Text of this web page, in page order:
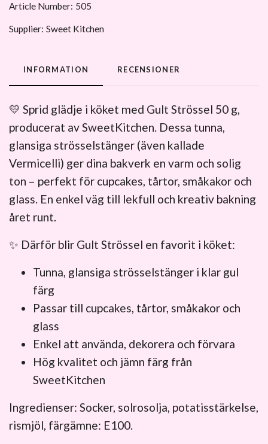
Article Number: 505
Supplier: Sweet Kitchen
INFORMATION RECENSIONER
💛 Sprid glädje i köket med Gult Strössel 50 g,
producerat av SweetKitchen. Dessa tunna,
glansiga strösselstänger (även kallade
Vermicelli) ger dina bakverk en varm och solig
ton – perfekt för cupcakes, tårtor, småkakor och
glass. En enkel väg till lekfull och kreativ bakning
året runt.
✨ Därför blir Gult Strössel en favorit i köket:
Tunna, glansiga strösselstänger i klar gul
färg
Passar till cupcakes, tårtor, småkakor och
glass
Enkel att använda, dekorera och förvara
Hög kvalitet och jämn färg från
SweetKitchen
Ingredienser: Socker, solrosolja, potatisstärkelse,
rismjöl, färgämne: E100.